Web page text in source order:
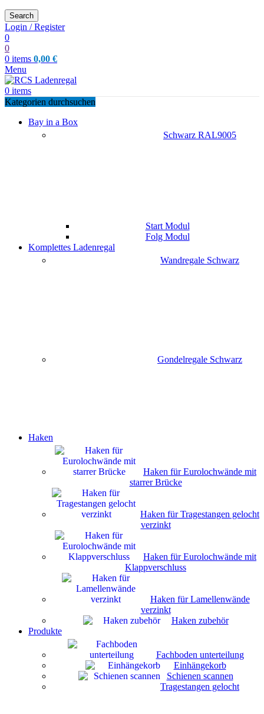
Search
Login / Register
0
0
0 items 0,00 €
Menu
0 items
Kategorien durchsuchen
Bay in a Box
Schwarz RAL9005
Start Modul
Folg Modul
Komplettes Ladenregal
Wandregale Schwarz
Gondelregale Schwarz
Haken
Haken für Eurolochwände mit
starrer Brücke
Haken für Tragestangen gelocht
verzinkt
Haken für Eurolochwände mit
Klappverschluss
Haken für Lamellenwände
verzinkt
Haken zubehör
Produkte
Fachboden unterteilung
Einhängekorb
Schienen scannen
Tragestangen gelocht